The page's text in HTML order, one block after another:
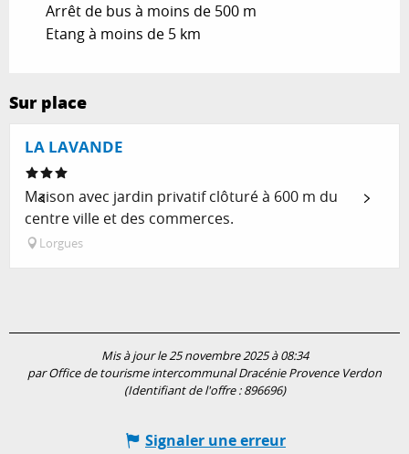
Arrêt de bus à moins de 500 m
Etang à moins de 5 km
Sur place
LA LAVANDE
Maison avec jardin privatif clôturé à 600 m du
centre ville et des commerces.
Lorgues
Mis à jour le 25 novembre 2025 à 08:34
par Office de tourisme intercommunal Dracénie Provence Verdon
(Identifiant de l'offre :896696)
Signaler une erreur